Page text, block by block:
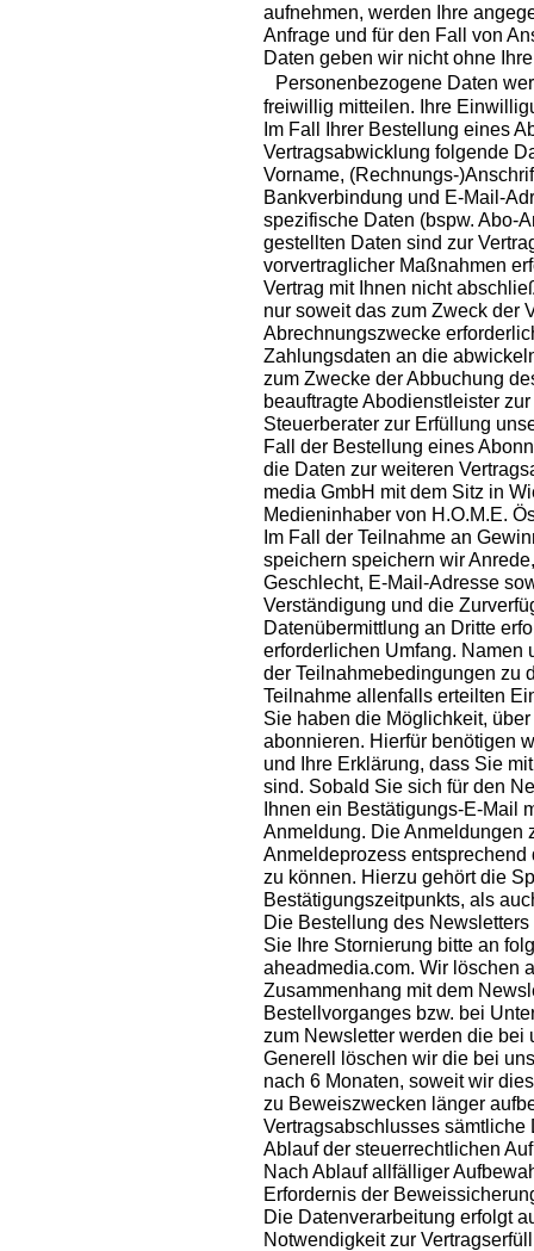
aufnehmen, werden Ihre
Anfrage und für den Fall von
Daten geben wir nicht ohne
Personenbezogene Daten
freiwillig mitteilen. Ihre
Im Fall Ihrer Bestellung eines
Vertragsabwicklung folgende
Vorname, (Rechnungs-
Bankverbindung und E-Mail-
spezifische Daten (bspw. Abo-
gestellten Daten sind zur
vorvertraglicher Maßnahmen
Vertrag mit Ihnen nicht
nur soweit das zum Zweck der
Abrechnungszwecke
Zahlungsdaten an die
zum Zwecke der Abbuchung
beauftragte Abodienstleister
Steuerberater zur Erfüllung
Fall der Bestellung eines
die Daten zur weiteren
media GmbH mit dem Sitz in
Medieninhaber von H.O.M.E.
Im Fall der Teilnahme an
speichern speichern wir
Geschlecht, E-Mail-Adresse
Verständigung und die
Datenübermittlung an Dritte
erforderlichen Umfang. Namen
der Teilnahmebedingungen zu
Teilnahme allenfalls erteilten
Sie haben die Möglichkeit,
abonnieren. Hierfür benötigen
und Ihre Erklärung, dass Sie
sind. Sobald Sie sich für den
Ihnen ein Bestätigungs-E-Mail
Anmeldung. Die Anmeldungen
Anmeldeprozess
zu können. Hierzu gehört die
Bestätigungszeitpunkts, als
Die Bestellung des
Sie Ihre Stornierung bitte an
aheadmedia.com. Wir löschen
Zusammenhang mit dem
Bestellvorganges bzw. bei
zum Newsletter werden die bei
Generell löschen wir die bei
nach 6 Monaten, soweit wir
zu Beweiszwecken länger
Vertragsabschlusses
Ablauf der steuerrechtlichen
Nach Ablauf allfälliger
Erfordernis der
Die Datenverarbeitung erfolgt
Notwendigkeit zur